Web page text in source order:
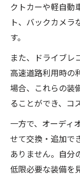
クトカーや軽自動
ト、バックカメラ
す。
また、ドライブレ
高速道路利用時の
場合、これらの装
ることができ、コ
一方で、オーディ
せて交換・追加で
ありません。自分
低限必要な装備を